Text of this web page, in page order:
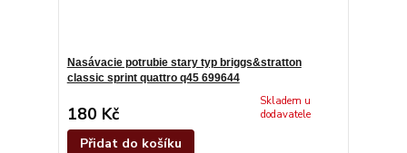
Nasávacie potrubie stary typ briggs&stratton
classic sprint quattro q45 699644
180 Kč
Skladem u
dodavatele
Přidat do košíku